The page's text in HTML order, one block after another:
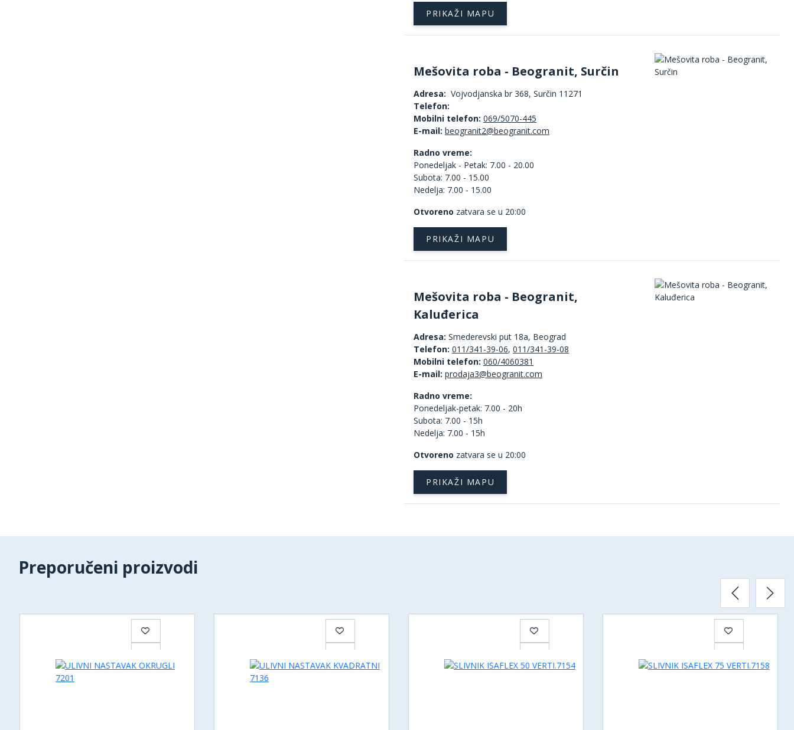
PRIKAŽI MAPU
Mešovita roba - Beogranit, Surčin
Adresa: Vojvodjanska br 368, Surčin 11271
Telefon:
Mobilni telefon: 069/5070-445
E-mail:
Radno vreme:
Ponedeljak - Petak: 7.00 - 20.00
Subota: 7.00 - 15.00
Nedelja: 7.00 - 15.00
Otvoreno zatvara se u 20:00
PRIKAŽI MAPU
Mešovita roba - Beogranit,
Kaluđerica
Adresa: Smederevski put 18a, Beograd
Telefon: 011/341-39-06, 011/341-39-08
Mobilni telefon: 060/4060381
E-mail:
Radno vreme:
Ponedeljak-petak: 7.00 - 20h
Subota: 7.00 - 15h
Nedelja: 7.00 - 15h
Otvoreno zatvara se u 20:00
PRIKAŽI MAPU
Preporučeni proizvodi